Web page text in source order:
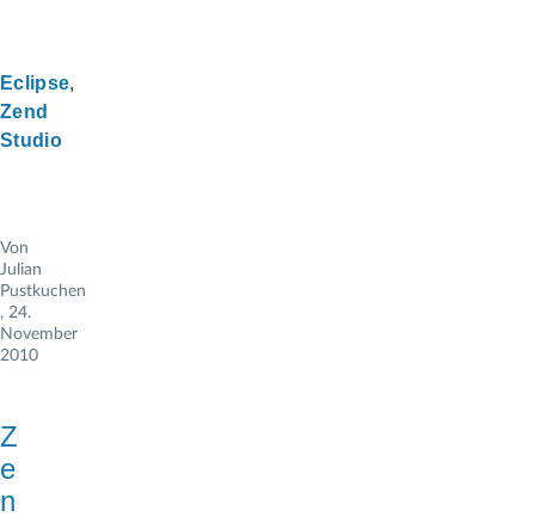
Eclipse
Zend
Studio
Von
Julian
Pustkuchen
, 24.
November
2010
Z
e
n